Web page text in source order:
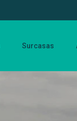
Surcasas